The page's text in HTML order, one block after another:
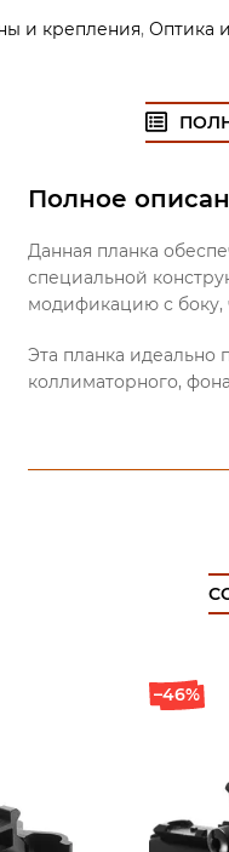
и крепления, Оптика
Полное
Данная планка
специальной
модификацию с боку,
Эта планка идеально
коллиматорного,
В онлайн-магазине
–46%